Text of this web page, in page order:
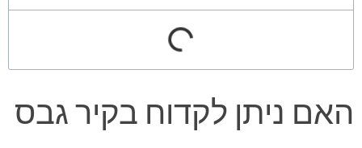
האם ניתן לקדוח בקיר גבס